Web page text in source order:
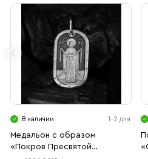
В наличии 1-2 дня
Медальон с образом
«Покров Пресвятой